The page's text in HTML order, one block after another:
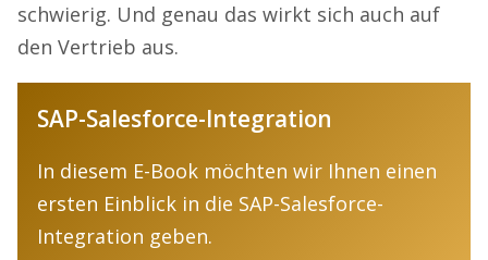
schwierig. Und genau das wirkt sich auch auf
den Vertrieb aus.
SAP-Salesforce-Integration
In diesem E-Book möchten wir Ihnen einen
ersten Einblick in die SAP-Salesforce-
Integration geben.